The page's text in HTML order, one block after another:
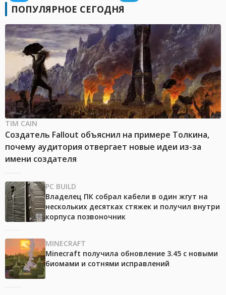
ПОПУЛЯРНОЕ СЕГОДНЯ
TIM CAIN
Создатель Fallout объяснил на примере Толкина,
почему аудитория отвергает новые идеи из-за
имени создателя
PC BUILD
Владелец ПК собрал кабели в один жгут на
нескольких десятках стяжек и получил внутри
корпуса позвоночник
MINECRAFT
Minecraft получила обновление 3.45 с новыми
биомами и сотнями исправлений